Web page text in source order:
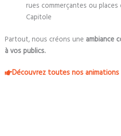
rues commerçantes ou places
Capitole
Partout, nous créons une ambiance
à vos publics.
Découvrez toutes nos animations